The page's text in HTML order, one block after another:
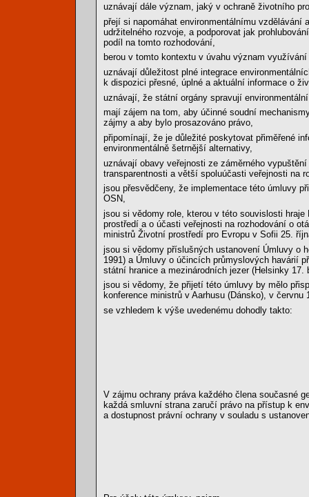
uznávají dále význam, jaký v ochraně životního
přejí si napomáhat environmentálnímu
udržitelného rozvoje, a podporovat jak
podíl na tomto rozhodování,
berou v tomto kontextu v úvahu význam
uznávají důležitost plné integrace
k dispozici přesné, úplné a aktuální informace o
uznávají, že státní orgány spravují
mají zájem na tom, aby účinné soudní
zájmy a aby bylo prosazováno právo,
připomínají, že je důležité poskytovat přiměřené
environmentálně šetrnější alternativy,
uznávají obavy veřejnosti ze záměrného
transparentnosti a větší spoluúčasti veřejnosti na
jsou přesvědčeny, že implementace této úmluvy
OSN,
jsou si vědomy role, kterou v této souvislosti
prostředí a o účasti veřejnosti na rozhodování o
ministrů Životní prostředí pro Evropu v Sofii 25.
jsou si vědomy příslušných ustanovení Úmluvy o
1991) a Úmluvy o účincích průmyslových havárií
státní hranice a mezinárodních jezer (Helsinky
jsou si vědomy, že přijetí této úmluvy by mělo
konference ministrů v Aarhusu (Dánsko), v červnu
se vzhledem k výše uvedenému dohodly takto:
V zájmu ochrany práva každého člena současné
každá smluvní strana zaručí právo na přístup k
a dostupnost právní ochrany v souladu s